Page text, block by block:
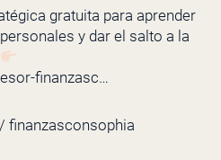
gratuita para aprender
y dar el salto a la
finanzasc…
/ finanzasconsophia